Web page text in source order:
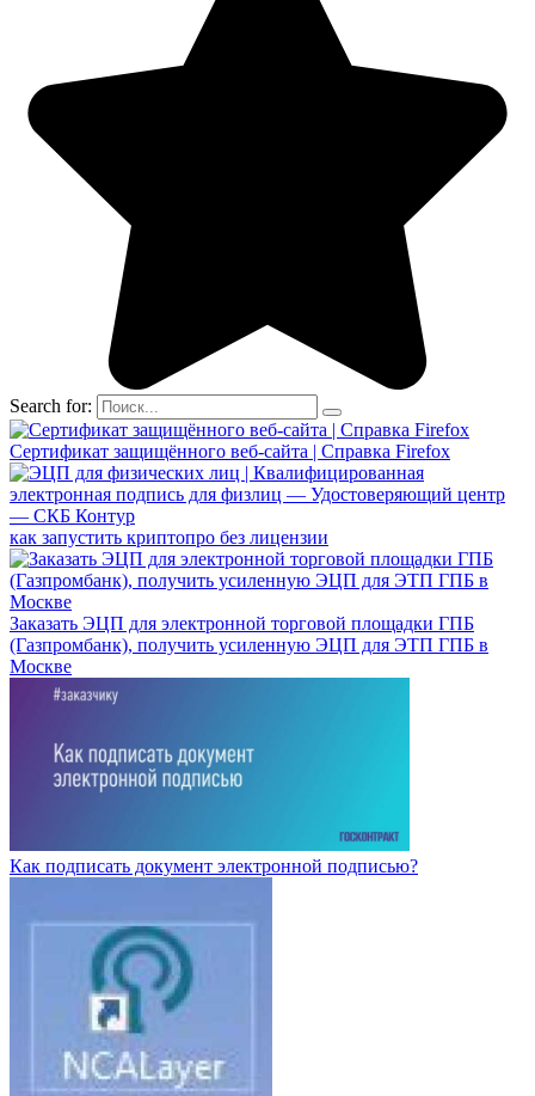
Search for:
Сертификат защищённого веб-сайта | Справка Firefox
как запустить криптопро без лицензии
Заказать ЭЦП для электронной торговой площадки ГПБ
(Газпромбанк), получить усиленную ЭЦП для ЭТП ГПБ в
Москве
Как подписать документ электронной подписью?